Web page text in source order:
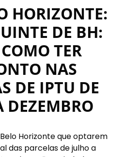
HORIZONTE:
DE BH:
TER
NAS
DE IPTU DE
DEZEMBRO
Horizonte que optarem
das parcelas de julho a